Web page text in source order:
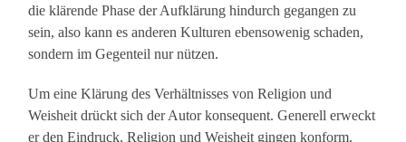
die klärende Phase der Aufklärung hindurch gegangen zu
sein, also kann es anderen Kulturen ebensowenig schaden,
sondern im Gegenteil nur nützen.
Um eine Klärung des Verhältnisses von Religion und
Weisheit drückt sich der Autor konsequent. Generell erweckt
er den Eindruck, Religion und Weisheit gingen konform.